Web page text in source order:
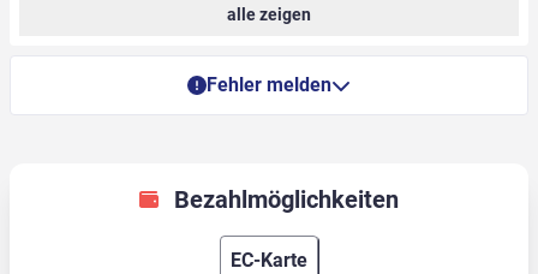
alle zeigen
Fehler melden
Bezahlmöglichkeiten
EC-Karte